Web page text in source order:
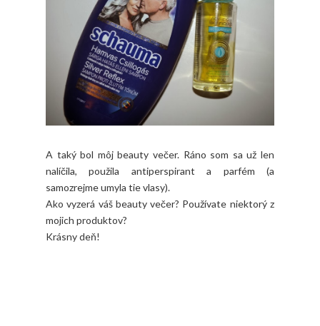
A taký bol môj beauty večer. Ráno som sa už len
nalíčila, použila antiperspirant a parfém (a
samozrejme umyla tie vlasy).
Ako vyzerá váš beauty večer? Používate niektorý z
mojich produktov?
Krásny deň!